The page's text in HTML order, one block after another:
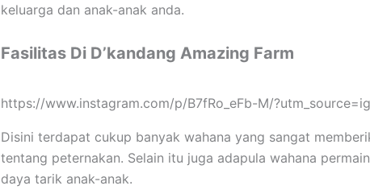
keluarga dan anak-anak anda.
Fasilitas Di D’kandang Amazing Farm
https://www.instagram.com/p/B7fRo_eFb-M/
Disini terdapat cukup banyak wahana yang sangat
tentang peternakan. Selain itu juga adapula wahana
daya tarik anak-anak.